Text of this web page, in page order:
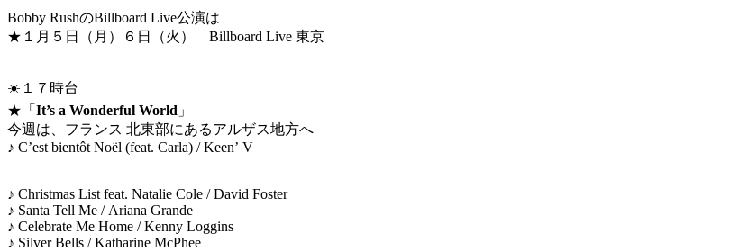
Bobby RushのBillboard Live公演は
★１月５日（月）６日（火） Billboard Live 東京
☀️１７時台
★「 It’s a Wonderful World 」
今週は、フランス 北東部にあるアルザス地方へ
♪ C’est bientôt Noël (feat. Carla) / Keen’ V
♪ Christmas List feat. Natalie Cole / David Foster
♪ Santa Tell Me / Ariana Grande
♪ Celebrate Me Home / Kenny Loggins
♪ Silver Bells / Katharine McPhee